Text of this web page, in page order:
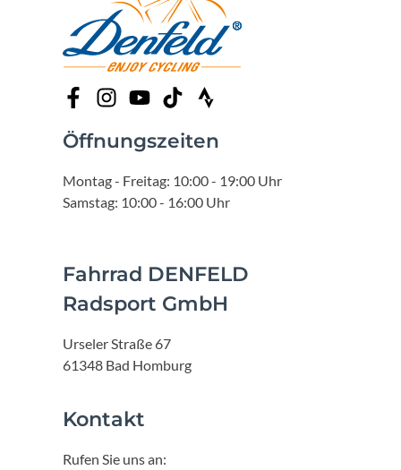
Öffnungszeiten
Montag - Freitag: 10:00 - 19:00 Uhr
Samstag: 10:00 - 16:00 Uhr
Fahrrad DENFELD
Radsport GmbH
Urseler Straße 67
61348 Bad Homburg
Kontakt
Rufen Sie uns an: